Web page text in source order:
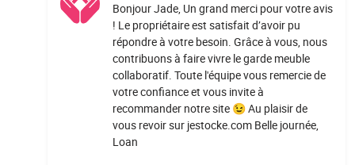
Bonjour Jade, Un grand merci pour votre avis
! Le propriétaire est satisfait d’avoir pu
répondre à votre besoin. Grâce à vous, nous
contribuons à faire vivre le garde meuble
collaboratif. Toute l'équipe vous remercie de
votre confiance et vous invite à
recommander notre site 😉 Au plaisir de
vous revoir sur jestocke.com Belle journée,
Loan